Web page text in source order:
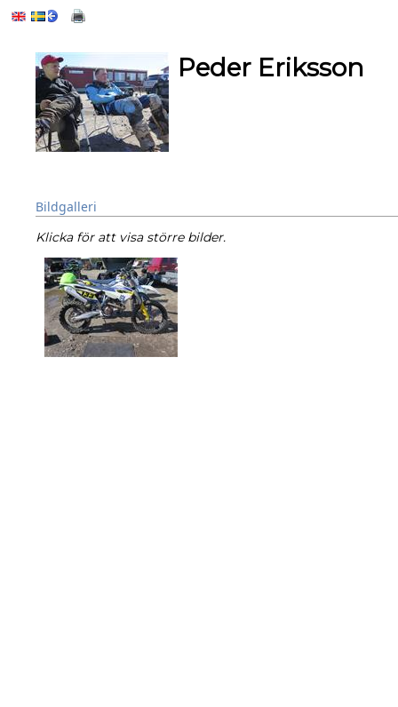
Peder Eriksson
Bildgalleri
Klicka för att visa större bilder.